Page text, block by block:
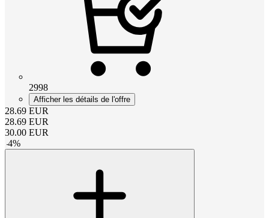
2998
Afficher les détails de l'offre
28.69 EUR
28.69 EUR
30.00 EUR
-4%